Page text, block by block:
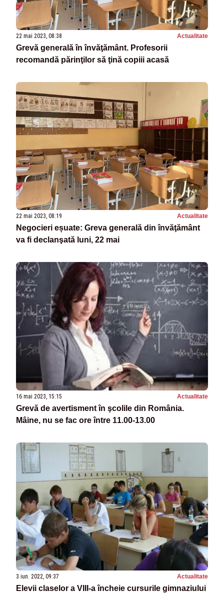
22 mai 2023, 08:38 Actualitate
Grevă generală în învăţământ. Profesorii
recomandă părinţilor să ţină copiii acasă
22 mai 2023, 08:19 Actualitate
Negocieri eșuate: Greva generală din învăţământ
va fi declanşată luni, 22 mai
16 mai 2023, 15:15 Actualitate
Grevă de avertisment în şcolile din România.
Mâine, nu se fac ore între 11.00-13.00
3 iun. 2022, 09:37 Actualitate
Elevii claselor a VIII-a încheie cursurile gimnaziului